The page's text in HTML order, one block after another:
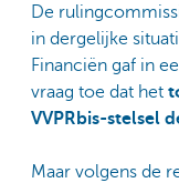
De
in dergelijke
Financiën gaf in
vraag toe dat het
VVPRbis-stelsel
Maar volgens de